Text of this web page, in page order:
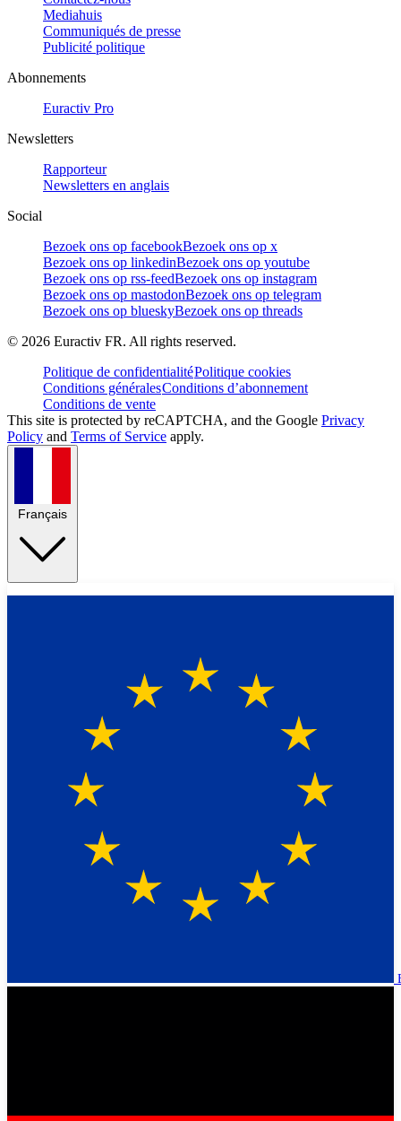
Mediahuis
Communiqués de presse
Publicité politique
Abonnements
Euractiv Pro
Newsletters
Rapporteur
Newsletters en anglais
Social
Bezoek ons op facebookBezoek ons op x
Bezoek ons op linkedinBezoek ons op youtube
Bezoek ons op rss-feedBezoek ons op instagram
Bezoek ons op mastodonBezoek ons op telegram
Bezoek ons op blueskyBezoek ons op threads
© 2026 Euractiv FR. All rights reserved.
Politique de confidentialitéPolitique cookies
Conditions généralesConditions d’abonnement
Conditions de vente
This site is protected by reCAPTCHA, and the Google Privacy
Policy and Terms of Service apply.
Français